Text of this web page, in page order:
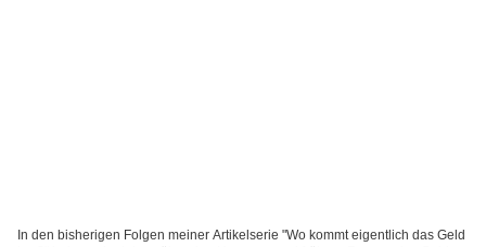
In den bisherigen Folgen meiner Artikelserie "Wo kommt eigentlich das Geld